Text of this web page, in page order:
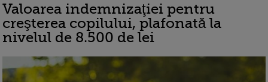
Valoarea indemnizaţiei pentru
creşterea copilului, plafonată la
nivelul de 8.500 de lei